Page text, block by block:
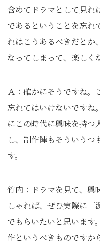
含めてドラマとして見れ
であるということを忘れ
れはこうあるべきだとか
なってしまって、楽しく
Ａ：確かにそうですね。
忘れてはいけないですね
にこの時代に興味を持つ
し、制作陣もそういう
す。
竹内：ドラマを見て、興
しゃれば、ぜひ実際に
でもらいたいと思います
作というべきものですか